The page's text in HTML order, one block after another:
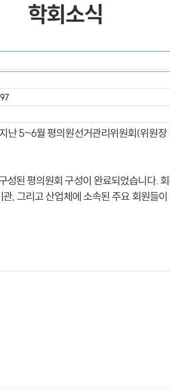
학회소식
난 5~6월 평의원선거관리위원회(위원
된 평의원회 구성이 완료되었습니다.
, 그리고 산업체에 소속된 주요 회원들